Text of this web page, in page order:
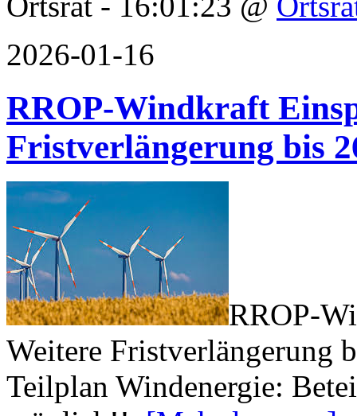
2026-01-16
RROP-Windkraft
Fristverlängerung bis
RROP-
Weitere Fristverlängerung
Teilplan Windenergie: